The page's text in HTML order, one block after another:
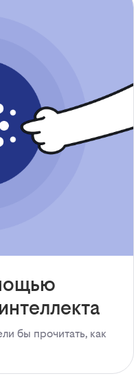
бы прочитать, как